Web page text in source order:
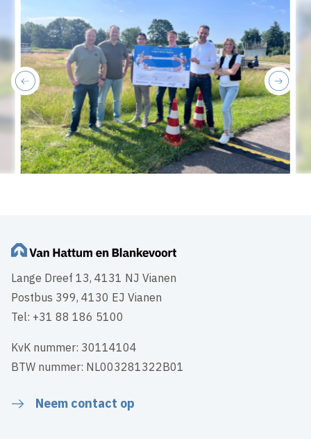
next
previous
Lange Dreef 13, 4131 NJ Vianen
Postbus 399, 4130 EJ Vianen
Tel: +31 88 186 5100
KvK nummer: 30114104
BTW nummer: NL003281322B01
Neem contact op